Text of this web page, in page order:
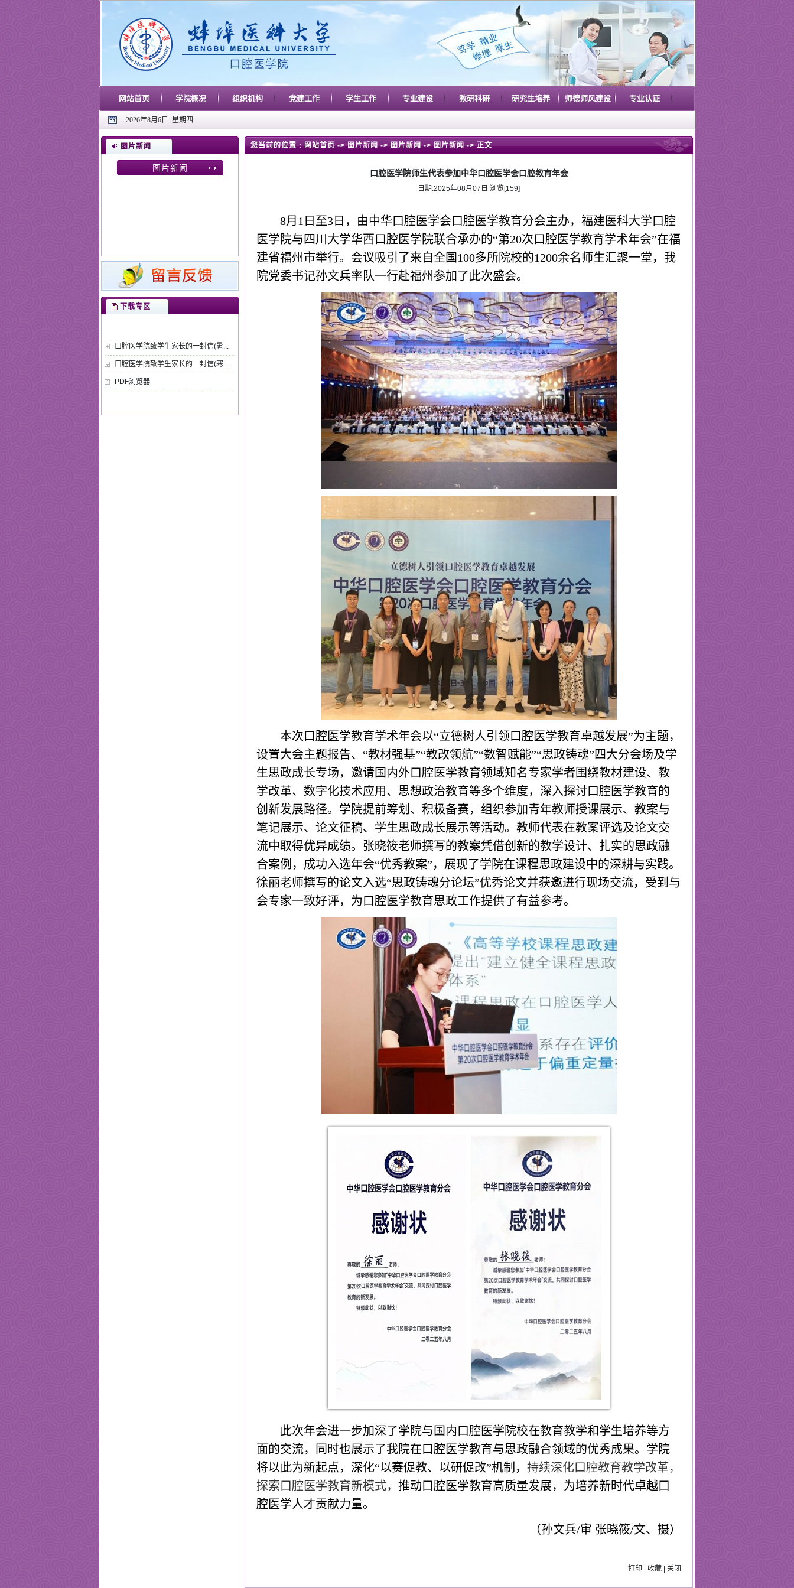
网站首页 学院概况 组织机构 党建工作 学生工作 专业建设 教研科研 研究生培养 师德师风建设 专业认证
2026年8月6日 星期四
图片新闻
图片新闻
下载专区
口腔医学院致学生家长的一封信(暑...
口腔医学院致学生家长的一封信(寒...
PDF浏览器
您当前的位置 :网站首页->图片新闻->图片新闻->图片新闻-> 正文
口腔医学院师生代表参加中华口腔医学会口腔教育年会
日期:2025年08月07日 浏览[159]
8月 1 日至3 日，由中华口腔医学会口腔医学教育分会主办，福建医科大学口腔
医学院与四川大学华西口腔医学院联合承办的“第20次口腔医学教育学术年会”在福
建省福州市举行。会议吸引了来自全国 100多所院校的1200余名师生汇聚一堂，我
院党委书记孙文兵率队一行赴福州参加了此次盛会。
本次口腔医学教育学术年会以“立德树人引领口腔医学教育卓越发展”为主题，
设置大会主题报告、“教材强基”“教改领航”“数智赋能”“思政铸魂”四大分会场及学
生思政成长专场，邀请国内外口腔医学教育领域知名专家学者围绕教材建设、教
学改革、数字化技术应用、思想政治教育等多个维度，深入探讨口腔医学教育的
创新发展路径。 学院提前筹划、积极备赛，组织参加青年教师授课展示、教案与
笔记展示、论文征稿、学生思政成长展示等活动。 教师代表在教案评选及论文交
流中取得优异成绩。张晓筱老师撰写的教案凭借创新的教学设计、扎实的思政融
合案例，成功入选年会“优秀教案”，展现了学院在课程思政建设中的深耕与实践。
徐丽老师撰写的论文入选“思政铸魂分论坛”优秀论文并获邀进行现场交流，受到与
会专家一致好评，为口腔医学教育思政工作提供了有益参考。
此次年会进一步加深了学院与国内口腔医学院校在教育教学和学生培养等方
面的交流，同时也展示了我院在口腔医学教育与思政融合领域的优秀成果。学院
将以此为新起点，深化“以赛促教、以研促改”机制， 持续深化口腔教育教学改革，
探索口腔医学教育新模式， 推动口腔医学教育高质量发展，为培养新时代卓越口
腔医学人才贡献力量。
（孙文兵/审 张晓筱/文、摄）
打印 收藏 关闭